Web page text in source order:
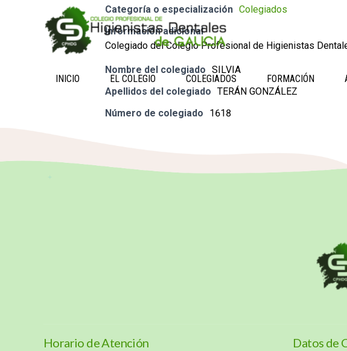
INICIO EL COLEGIO COLEGIADOS FORMACIÓN
Categoría o especialización Colegiados
Información adicional
Colegiado del Colegio Profesional de Higienistas
Nombre del colegiado SILVIA
Apellidos del colegiado TERÁN GONZÁLEZ
Número de colegiado
1618
Horario de Atención Datos de